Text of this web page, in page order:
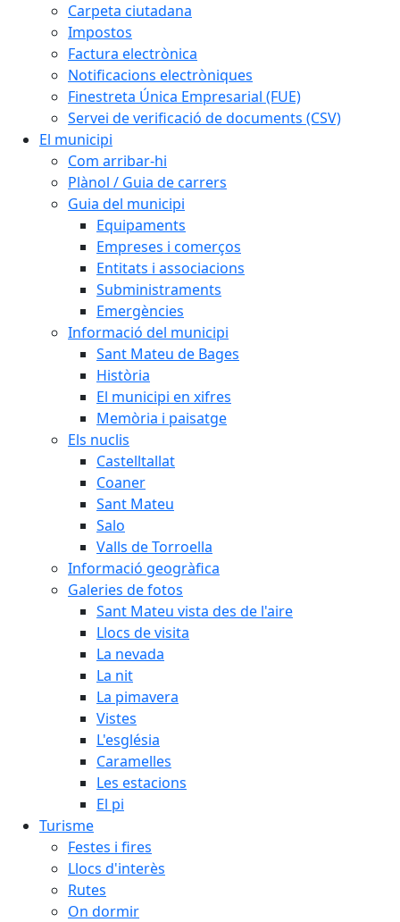
Carpeta ciutadana
Impostos
Factura electrònica
Notificacions electròniques
Finestreta Única Empresarial (FUE)
Servei de verificació de documents (CSV)
El municipi
Com arribar-hi
Plànol / Guia de carrers
Guia del municipi
Equipaments
Empreses i comerços
Entitats i associacions
Subministraments
Emergències
Informació del municipi
Sant Mateu de Bages
Història
El municipi en xifres
Memòria i paisatge
Els nuclis
Castelltallat
Coaner
Sant Mateu
Salo
Valls de Torroella
Informació geogràfica
Galeries de fotos
Sant Mateu vista des de l'aire
Llocs de visita
La nevada
La nit
La pimavera
Vistes
L'església
Caramelles
Les estacions
El pi
Turisme
Festes i fires
Llocs d'interès
Rutes
On dormir